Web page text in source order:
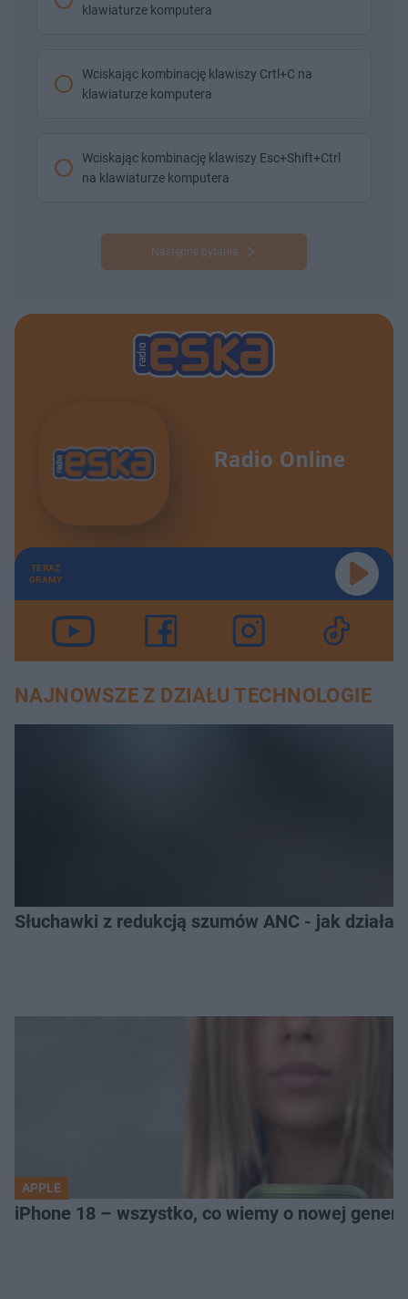
klawiaturze komputera
Wciskając kombinację klawiszy Crtl+C na
klawiaturze komputera
Wciskając kombinację klawiszy Esc+Shift+Ctrl
na klawiaturze komputera
Następne pytanie
Radio Online
TERAZ
GRAMY
NAJNOWSZE Z DZIAŁU TECHNOLOGIE
Słuchawki z redukcją szumów ANC - jak
APPLE
iPhone 18 – wszystko, co wiemy o nowej